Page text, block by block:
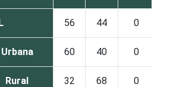
56 44 0
Urbana 60 40 0
Rural 32 68 0